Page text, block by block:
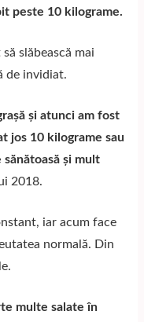
peste 10 kilograme.
slăbească mai
de invidiat.
și atunci am fost
jos 10 kilograme sau
și mult
2018.
iar acum face
normală. Din
multe salate în